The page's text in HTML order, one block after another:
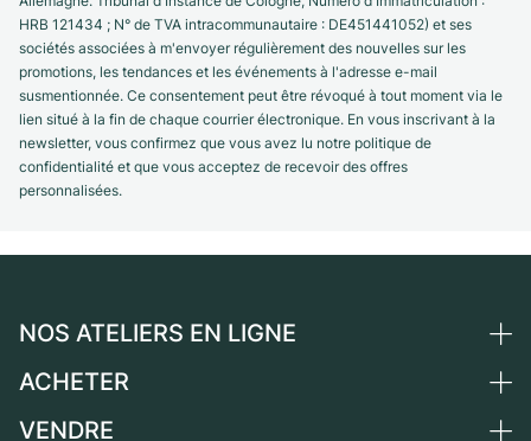
HRB 121434 ; N° de TVA intracommunautaire : DE451441052) et ses
sociétés associées à m'envoyer régulièrement des nouvelles sur les
promotions, les tendances et les événements à l'adresse e-mail
susmentionnée. Ce consentement peut être révoqué à tout moment via le
lien situé à la fin de chaque courrier électronique. En vous inscrivant à la
newsletter, vous confirmez que vous avez lu notre politique de
confidentialité et que vous acceptez de recevoir des offres
personnalisées.
NOS ATELIERS EN LIGNE
Allemagne
ACHETER
Toutes les montres de luxe
VENDRE